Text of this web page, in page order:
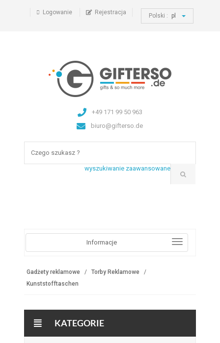
Logowanie Rejestracja Polski : pl
+49 171 99 50 963
biuro@gifterso.de
wyszukiwanie zaawansowane
Informacje
Gadżety reklamowe
Torby Reklamowe
Kunststofftaschen
KATEGORIE